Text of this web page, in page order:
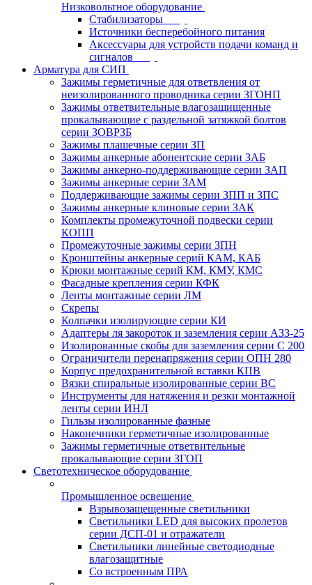
Низковольтное оборудование
Стабилизаторы
Источники бесперебойного питания
Аксессуары для устройств подачи команд и
сигналов
Арматура для СИП
Зажимы герметичные для ответвления от
неизолированного проводника серии ЗГОНП
Зажимы ответвительные влагозащищенные
прокалывающие с раздельной затяжкой болтов
серии ЗОВРЗБ
Зажимы плашечные серии ЗП
Зажимы анкерные абонентские серии ЗАБ
Зажимы анкерно-поддерживающие серии ЗАП
Зажимы анкерные серии ЗАМ
Поддерживающие зажимы серии ЗПП и ЗПС
Зажимы анкерные клиновые серии ЗАК
Комплекты промежуточной подвески серии
КОПП
Промежуточные зажимы серии ЗПН
Кронштейны анкерные серий КАМ, КАБ
Крюки монтажные серий КМ, КМУ, КМС
Фасадные крепления серии КФК
Ленты монтажные серии ЛМ
Скрепы
Колпачки изолирующие серии КИ
Адаптеры ля закороток и заземления серии АЗЗ-25
Изолированные скобы для заземления серии С 200
Ограничители перенапряжения серии ОПН 280
Корпус предохранительной вставки КПВ
Вязки спиральные изолированные серии ВС
Инструменты для натяжения и резки монтажной
ленты серии ИНЛ
Гильзы изолированные фазные
Наконечники герметичные изолированные
Зажимы герметичные ответвительные
прокалывающие серии ЗГОП
Светотехническое оборудование
Промышленное освещение
Взрывозащещенные светильники
Светильники LED для высоких пролетов
серии ДСП-01 и отражатели
Светильники линейные светодиодные
влагозащитные
Со встроенным ПРА